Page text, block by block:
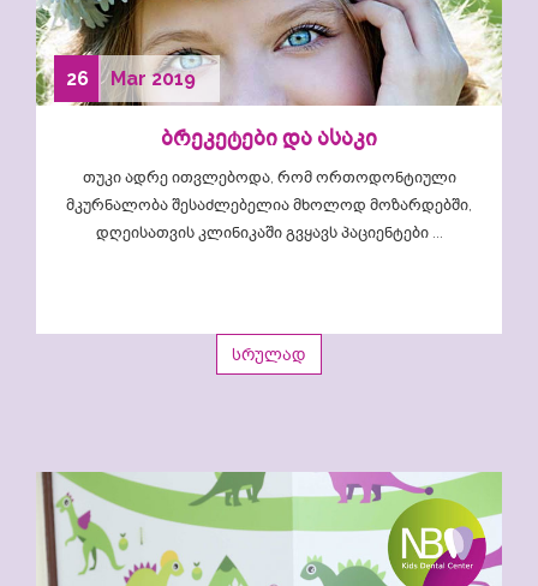
26 Mar 2019
ბრეკეტები და ასაკი
თუკი ადრე ითვლებოდა, რომ ორთოდონტიული
მკურნალობა შესაძლებელია მხოლოდ მოზარდებში,
დღეისათვის კლინიკაში გვყავს პაციენტები ...
სრულად